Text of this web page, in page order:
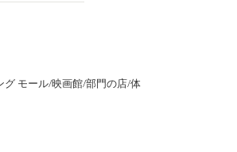
モール/映画館/部門の店/体